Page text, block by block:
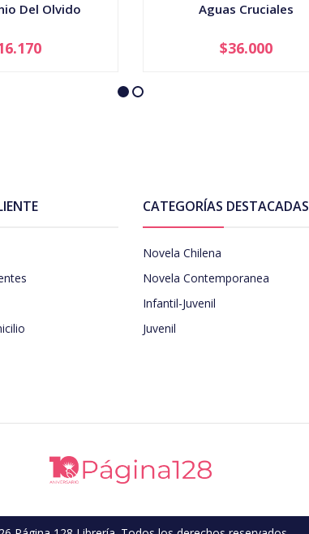
Del Olvido
+
Aguas Cruciales
+
$36.000
CATEGORÍAS DESTACADAS
Novela Chilena
Novela Contemporanea
Infantil-Juvenil
Juvenil